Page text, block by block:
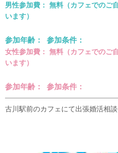
男性参加費： 無料（カフェでのご
います）
参加年齢： 参加条件：
女性参加費： 無料（カフェでのご
います）
参加年齢： 参加条件：
古川駅前のカフェにて出張婚活相